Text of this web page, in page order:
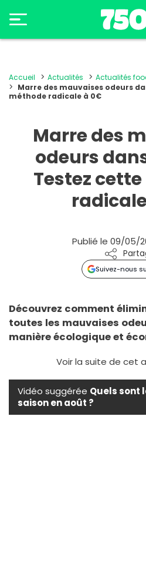
Accueil Actualités
Actualités
Marre des mauvaises odeurs
méthode radicale à 0€
Marre des
odeurs
Testez
Publié le 09/05/
Suivez-nous
Découvrez comment
toutes les mauvaises
manière écologique et
Voir la suite de cet
Vidéo suggérée Quels sont
saison en août ?